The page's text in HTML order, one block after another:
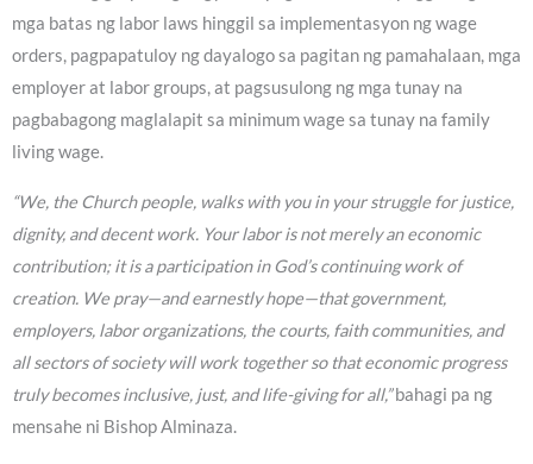
mga batas ng labor laws hinggil sa implementasyon ng wage
orders, pagpapatuloy ng dayalogo sa pagitan ng pamahalaan, mga
employer at labor groups, at pagsusulong ng mga tunay na
pagbabagong maglalapit sa minimum wage sa tunay na family
living wage.
“We, the Church people, walks with you in your struggle for justice,
dignity, and decent work. Your labor is not merely an economic
contribution; it is a participation in God’s continuing work of
creation. We pray—and earnestly hope—that government,
employers, labor organizations, the courts, faith communities, and
all sectors of society will work together so that economic progress
truly becomes inclusive, just, and life-giving for all,”bahagi pa ng
mensahe ni Bishop Alminaza.